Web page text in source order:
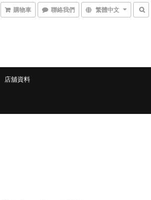
購物車 聯絡我們 繁體中文
店舖資料